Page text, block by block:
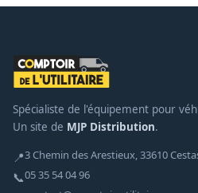
Spécialiste de l'équipement pour
Un site de MJP Distribution.
📍3 Chemin des Arestieux, 33610
📞05 35 54 04 96